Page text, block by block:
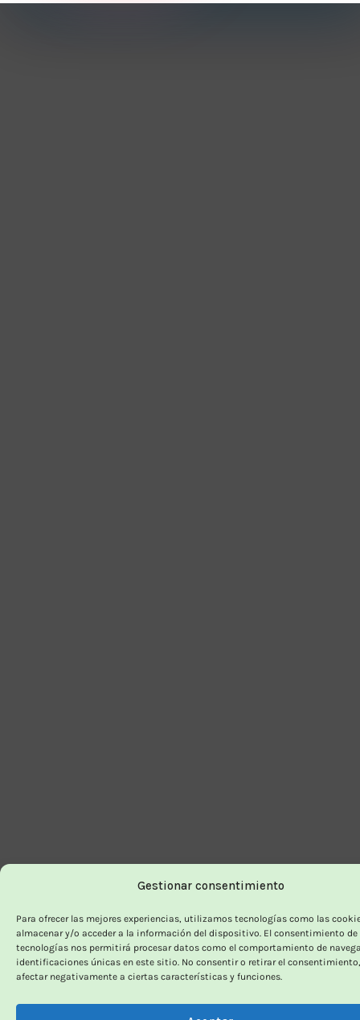
Gestionar consentimiento
Para ofrecer las mejores experiencias, utilizamos tecnologías como las
almacenar y/o acceder a la información del dispositivo. El consentimiento de
tecnologías nos permitirá procesar datos como el comportamiento de
identificaciones únicas en este sitio. No consentir o retirar el
afectar negativamente a ciertas características y funciones.